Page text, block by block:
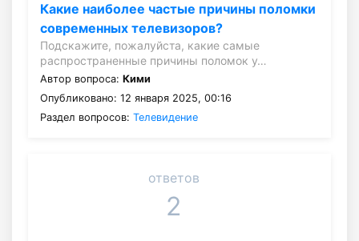
Какие наиболее частые причины поломки
современных телевизоров?
Подскажите, пожалуйста, какие самые
распространенные причины поломок у…
Автор вопроса: Кими
Опубликовано: 12 января 2025, 00:16
Раздел вопросов: Телевидение
ответов
2